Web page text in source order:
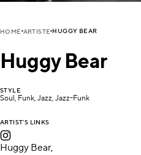
HOME ARTISTE HUGGY BEAR
Huggy Bear
STYLE
Soul, Funk, Jazz, Jazz-Funk
ARTIST'S LINKS
Huggy Bear,